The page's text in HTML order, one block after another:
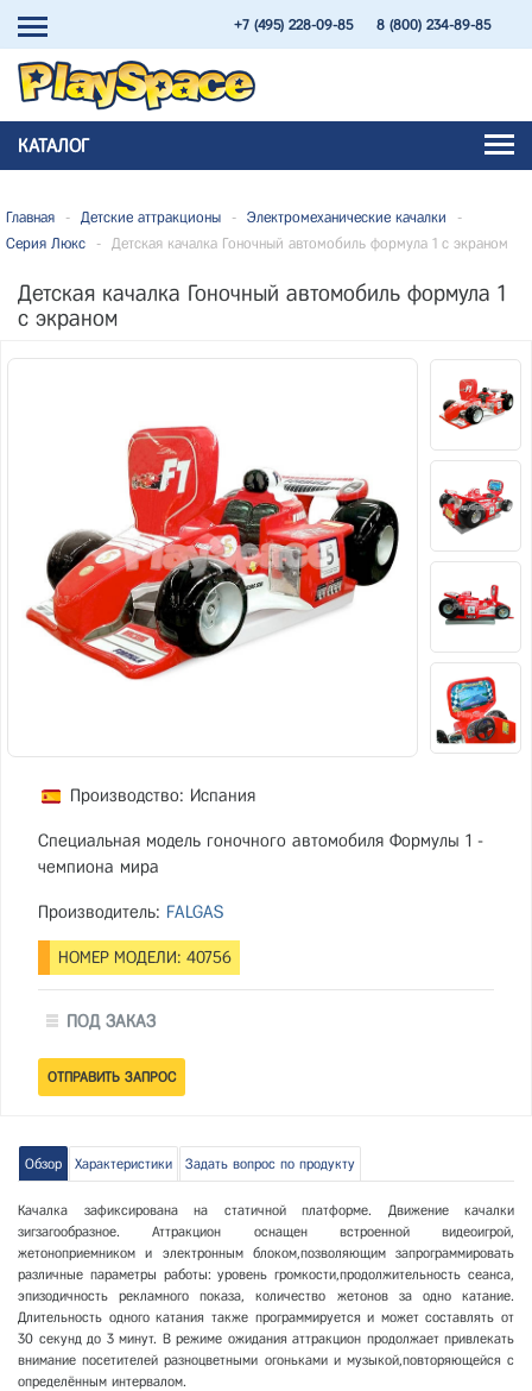
+7 (495) 228-09-85 8 (800) 234-89-85
КАТАЛОГ
Главная - Детские аттракционы - Электромеханические качалки
-
Серия Люкс
- Детская качалка Гоночный автомобиль формула 1 с экраном
Детская качалка Гоночный автомобиль формула 1
с экраном
Производство: Испания
Специальная модель гоночного автомобиля Формулы 1 -
чемпиона мира
Производитель: FALGAS
НОМЕР МОДЕЛИ: 40756
ПОД ЗАКАЗ
Обзор Характеристики Задать вопрос по продукту
Качалка зафиксирована на статичной платформе. Движение качалки
зигзагообразное. Аттракцион оснащен встроенной видеоигрой,
жетоноприемником и электронным блоком,позволяющим запрограммировать
различные параметры работы: уровень громкости,продолжительность сеанса,
эпизодичность рекламного показа, количество жетонов за одно катание.
Длительность одного катания также программируется и может составлять от
30 секунд до 3 минут. В режиме ожидания аттракцион продолжает привлекать
внимание посетителей разноцветными огоньками и музыкой,повторяющейся с
определённым интервалом.